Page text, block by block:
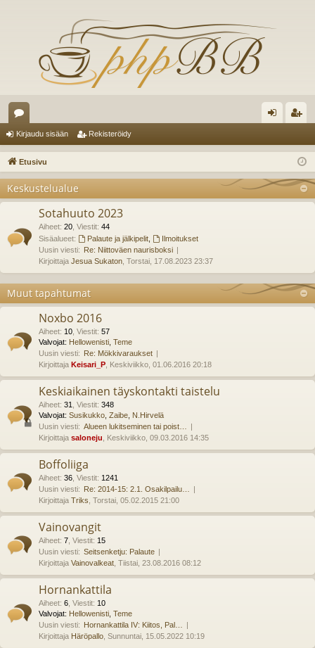
es
ku
el
t
au
si
ist
öi
Kirjaudu sisään Rekisteröidy
Etusivu
Keskustelualue
Sotahuuto 2023
Aiheet: 20 Viestit: 44
Sisäalueet:
Palaute ja jälkipelit,
Ilmoitukset
Uusin viesti: Re: Niittoväen naurisboksi
Kirjoittaja Jesua Sukaton , Torstai, 17.08.2023 23:37
Muut tapahtumat
Noxbo 2016
Aiheet: 10 Viestit: 57
Valvojat: Hellowenisti Teme
Uusin viesti: Re: Mökkivaraukset
Kirjoittaja Keisari_P , Keskiviikko, 01.06.2016 20:18
Keskiaikainen täyskontakti taistelu
Aiheet: 31 Viestit: 348
Valvojat: Susikukko Zaibe N.Hirvelä
Uusin viesti: Alueen lukitseminen tai poist…
Kirjoittaja saloneju , Keskiviikko, 09.03.2016 14:35
Boffoliiga
Aiheet: 36 Viestit: 1241
Uusin viesti: Re: 2014-15: 2.1. Osakilpailu…
Kirjoittaja Triks , Torstai, 05.02.2015 21:00
Vainovangit
Aiheet: 7 Viestit: 15
Uusin viesti: Seitsenketju: Palaute
Kirjoittaja Vainovalkeat , Tiistai, 23.08.2016 08:12
Hornankattila
Aiheet: 6 Viestit: 10
Valvojat: Hellowenisti Teme
Uusin viesti: Hornankattila IV: Kiitos, Pal…
Kirjoittaja Häröpallo , Sunnuntai, 15.05.2022 10:19